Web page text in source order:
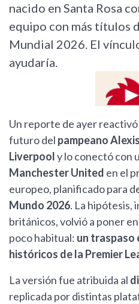
nacido en Santa Rosa
equipo con más títulos
Mundial 2026. El
ayudaría.
Un reporte de ayer
futuro del pampeano
Liverpooly lo conectó con
Manchester United en el
europeo, planificado para
Mundo 2026. La hipótesis,
británicos, volvió a poner
poco habitual: un traspaso
históricos de la Premier
La versión fue atribuida al
replicada por distintas